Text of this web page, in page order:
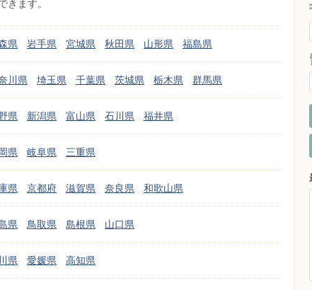
きます。
県 岩手県 宮城県 秋田県 山形県 福島県
川県 埼玉県 千葉県 茨城県 栃木県 群馬県
県 新潟県 富山県 石川県 福井県
県 岐阜県 三重県
県 京都府 滋賀県 奈良県 和歌山県
県 鳥取県 島根県 山口県
県 愛媛県 高知県